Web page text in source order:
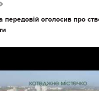
передовій оголосив про